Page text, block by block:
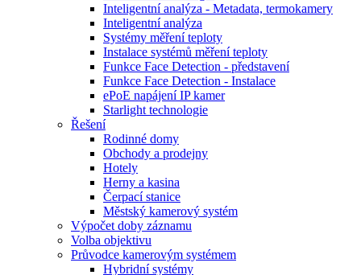
Inteligentní analýza - Metadata, termokamery
Inteligentní analýza
Systémy měření teploty
Instalace systémů měření teploty
Funkce Face Detection - představení
Funkce Face Detection - Instalace
ePoE napájení IP kamer
Starlight technologie
Řešení
Rodinné domy
Obchody a prodejny
Hotely
Herny a kasina
Čerpací stanice
Městský kamerový systém
Výpočet doby záznamu
Volba objektivu
Průvodce kamerovým systémem
Hybridní systémy